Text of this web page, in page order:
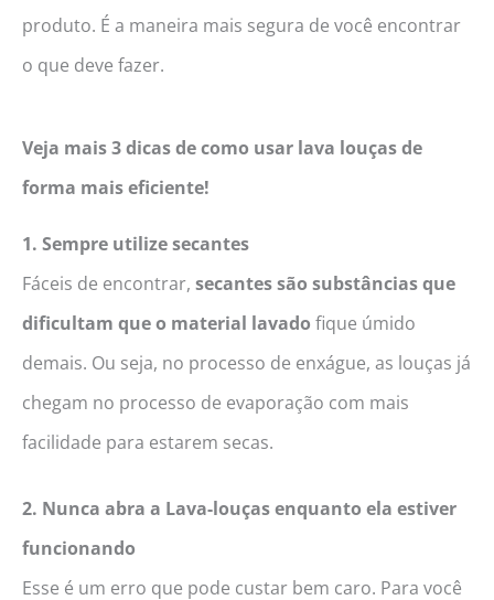
produto. É a maneira mais segura de você encontrar
o que deve fazer.
Veja mais 3 dicas de como usar lava louçasde
forma mais eficiente!
1. Sempre utilize secantes
Fáceis de encontrar, secantes são substâncias que
dificultam que o material lavado fique úmido
demais. Ou seja, no processo de enxágue, as louças já
chegam no processo de evaporação com mais
facilidade para estarem secas.
2. Nunca abra a Lava-louças enquanto ela estiver
funcionando
Esse é um erro que pode custar bem caro. Para você